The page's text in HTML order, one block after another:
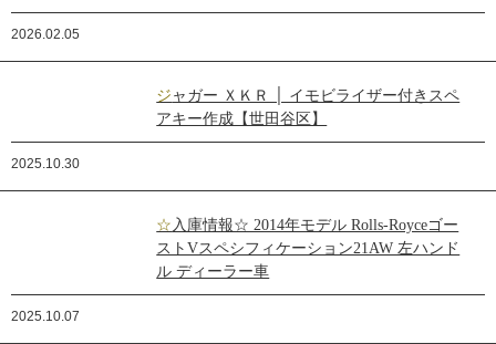
2026.02.05
ジャガー ＸＫＲ │ イモビライザー付きスペ
アキー作成【世田谷区】
2025.10.30
☆入庫情報☆ 2014年モデル Rolls-Royceゴー
ストVスペシフィケーション21AW 左ハンド
ル ディーラー車
2025.10.07